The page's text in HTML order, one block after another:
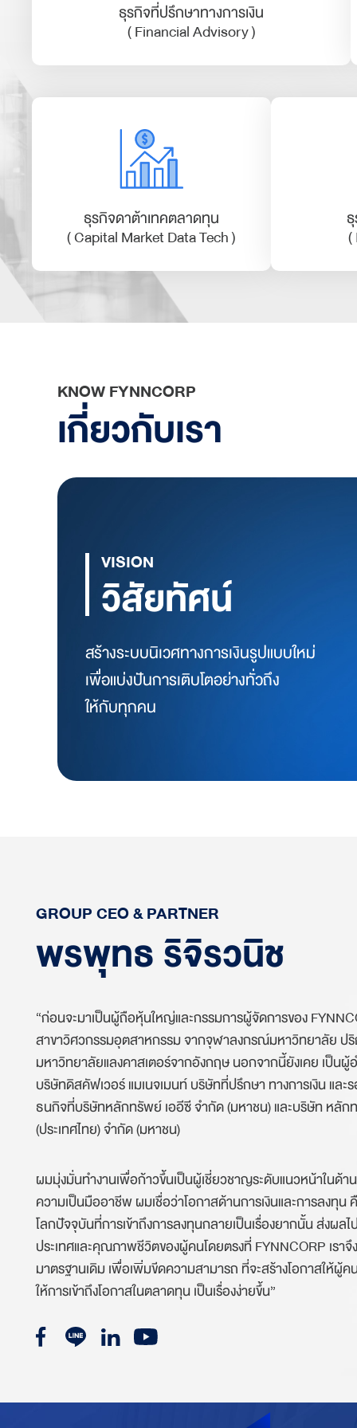
ธุรกิจที่ปรึกษาทางการเงิน
( Financial Advisory )
ธุรกิจดาต้าเทคตลาดทุน
( Capital Market Data Tech ) (
KNOW FYNNCORP
เกี่ยวกับเรา
VISION
วิสัยทัศน์
สร้างระบบนิเวศทางการเงินรูปแบบใหม่
เพื่อแบ่งปันการเติบโตอย่างทั่วถึง
ให้กับทุกคน
GROUP CEO & PARTNER
พรพุทธ ริจิรวนิช
“ก่อนจะมาเป็นผู้ถือหุ้นใหญ่และกรรมการผู้จัดการของ
สาขาวิศวกรรมอุตสาหกรรม จากจุฬาลงกรณ์มหาวิทยาลัย ป
มหาวิทยาลัยแลงคาสเตอร์จากอังกฤษ นอกจากนี้ยังเคย เป็นผู้
บริษัทดิสคัฟเวอร์ แมเนจเมนท์ บริษัทที่ปรึกษา ทางการเงิน แล
ธนกิจที่บริษัทหลักทรัพย์ เออีซี จำกัด (มหาชน) และบริษัท หลัก
(ประเทศไทย) จำกัด (มหาชน)
ผมมุ่งมั่นทำงานเพื่อก้าวขึ้นเป็นผู้เชี่ยวชาญระดับแนวหน้าในด้
ความเป็นมืออาชีพ ผมเชื่อว่าโอกาสด้านการเงินและการลงทุน
โลกปัจจุบันที่การเข้าถึงการลงทุนกลายเป็นเรื่องยากน้ัน ส่งผล
ประเทศและคุณภาพชีวิตของผู้คนโดยตรงที่ FYNNCORP เรา
มาตรฐานเดิม เพื่อเพิ่มขีดความสามารถ ที่จะสร้างโอกาสให้ผู้
ให้การเข้าถึงโอกาสในตลาดทุน เป็นเรื่องง่ายขึ้น”